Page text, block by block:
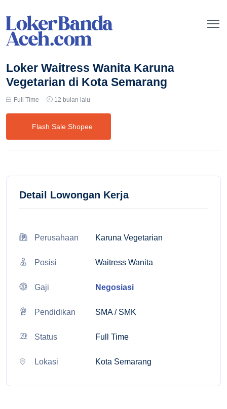
Loker Waitress Wanita Karuna
Vegetarian di Kota Semarang
Full Time 12 bulan lalu
Flash Sale Shopee
Detail Lowongan Kerja
Perusahaan Karuna Vegetarian
Posisi Waitress Wanita
Gaji Negosiasi
Pendidikan SMA / SMK
Status Full Time
Lokasi Kota Semarang